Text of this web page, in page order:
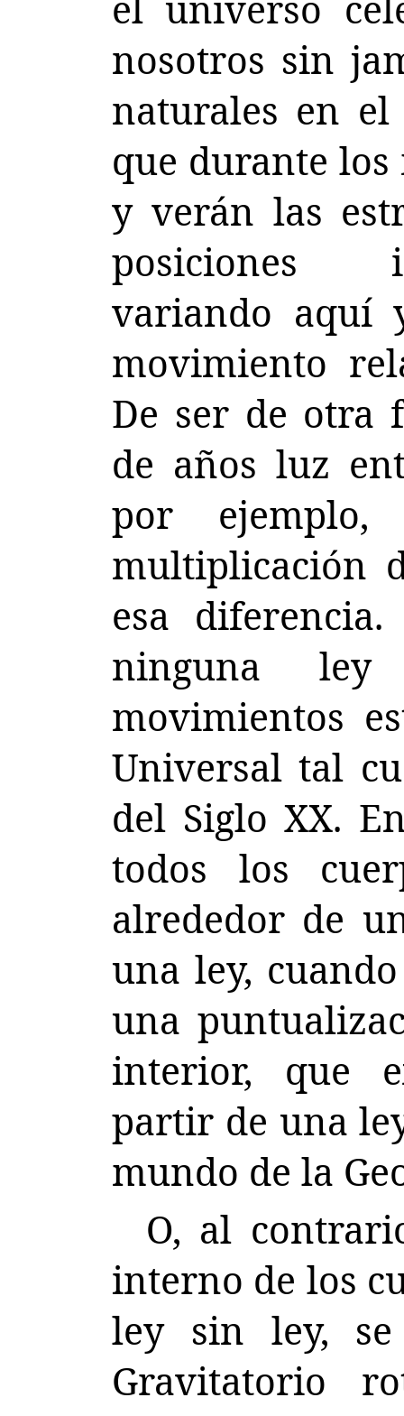
nosotros sin
naturales en el
que durante
y verán las
posiciones
variando aquí
movimiento
De ser de otra
de años luz
por
multiplicación
esa
ninguna
movimientos
Universal tal
del Siglo XX.
todos los
alrededor de
una ley,
una
interior, que
partir de una
mundo de la
O, al
interno de los
ley sin ley,
Gravitatorio